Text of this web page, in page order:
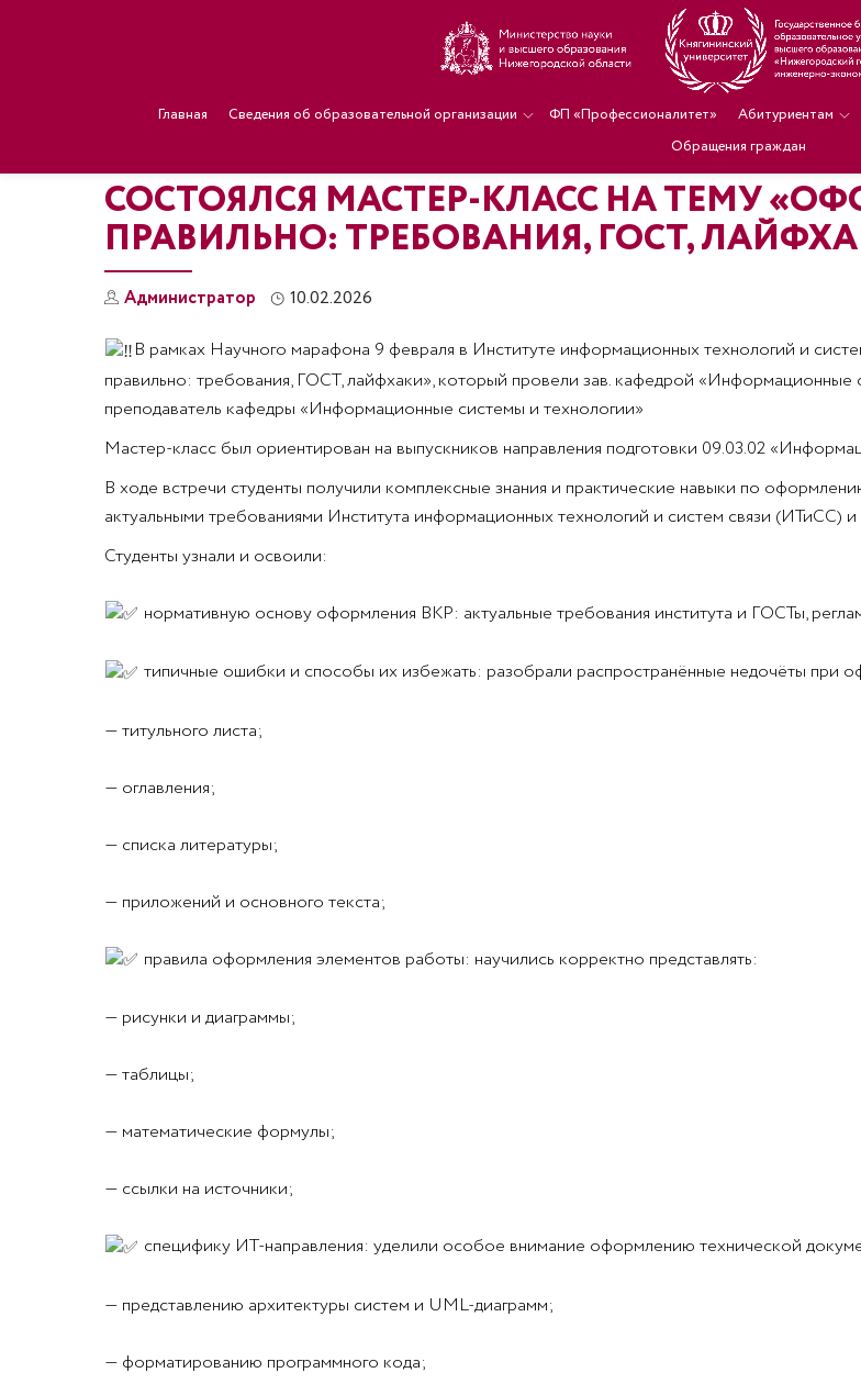
Главная Сведения об образовательной организации ФП «Профессионалитет» Абитуриентам
Обращения граждан
СОСТОЯЛСЯ МАСТЕР-КЛАСС НА ТЕМУ
ПРАВИЛЬНО: ТРЕБОВАНИЯ, ГОСТ,
Администратор 10.02.2026
В рамках Научного марафона 9 февраля в Институте информационных технологий и
правильно: требования, ГОСТ, лайфхаки», который провели зав. кафедрой
преподаватель кафедры «Информационные системы и технологии»
Мастер-класс был ориентирован на выпускников направления подготовки 09.03.02
В ходе встречи студенты получили комплексные знания и практические навыки по
актуальными требованиями Института информационных технологий и систем связи (ИТиСС) и
Студенты узнали и освоили:
нормативную основу оформления ВКР: актуальные требования института и ГОСТы,
типичные ошибки и способы их избежать: разобрали распространённые недочёты при
— титульного листа;
— оглавления;
— списка литературы;
— приложений и основного текста;
правила оформления элементов работы: научились корректно представлять:
— рисунки и диаграммы;
— таблицы;
— математические формулы;
— ссылки на источники;
специфику ИТ-направления: уделили особое внимание оформлению технической
— представлению архитектуры систем и UML-диаграмм;
— форматированию программного кода;